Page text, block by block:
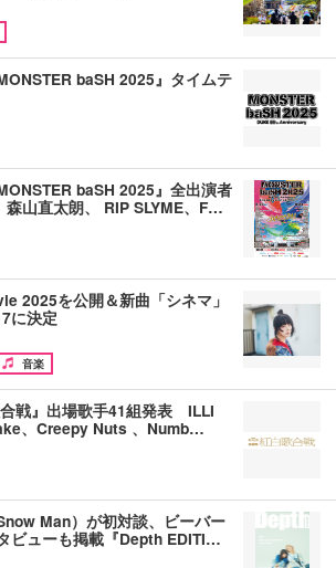
baSH 2025』タイムテ
baSH 2025』全出演者
山直太朗、 RIP SLYME、F…
2025を公開＆新曲「シネマ」
に決定
音楽
合戦』出場歌手41組発表 ILLI
、Creepy Nuts 、Numb…
Man）が初対談、ビーバー
ビューも掲載『Depth EDITI…